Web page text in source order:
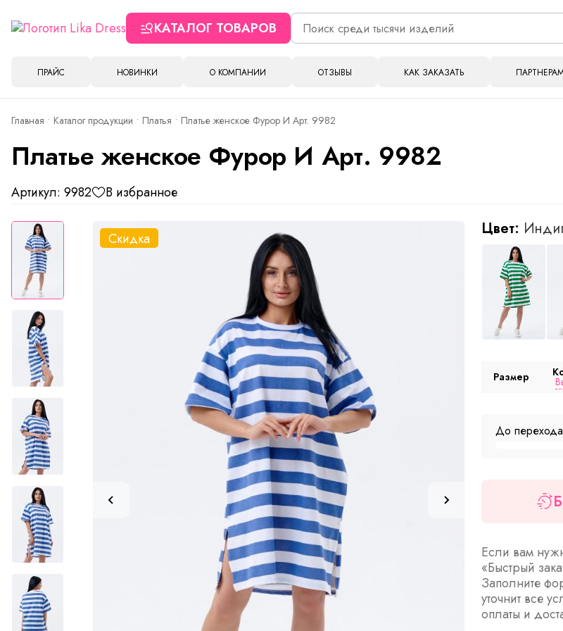
КАТАЛОГ ТОВАРОВ
ПРАЙС НОВИНКИ О КОМПАНИИ ОТЗЫВЫ КАК ЗАКАЗАТЬ
Главная Каталог продукции Платья Платье женское Фурор И Арт. 9982
Платье женское Фурор И Арт. 9982
Артикул: 9982 В избранное
Скидка Цвет:
Размер
До
Если вам
«Быстрый
Заполните
уточнит все
оплаты и